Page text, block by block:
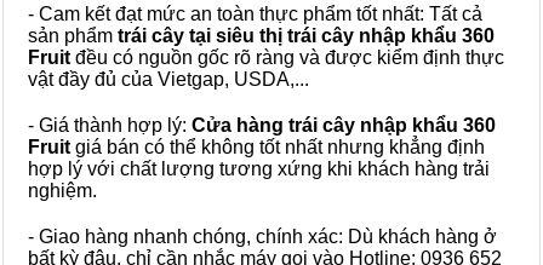
- Cam kết đạt mức an toàn thực phẩm tốt nhất: Tất cả
sản phẩm trái cây tại siêu thị trái cây nhập khẩu 360
Fruit đều có nguồn gốc rõ ràng và được kiểm định thực
vật đầy đủ của Vietgap, USDA,...
- Giá thành hợp lý: Cửa hàng trái cây nhập khẩu 360
Fruit giá bán có thể không tốt nhất nhưng khẳng định
hợp lý với chất lượng tương xứng khi khách hàng trải
nghiệm.
- Giao hàng nhanh chóng, chính xác: Dù khách hàng ở
bất kỳ đâu, chỉ cần nhắc máy gọi vào Hotline: 0936 652